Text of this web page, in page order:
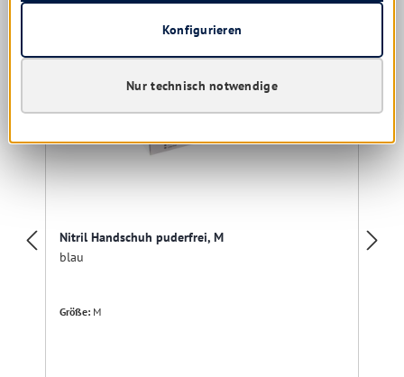
Nitril Handschuh puderfrei, M
blau
Größe: M
Nur technisch notwendige
Konfigurieren